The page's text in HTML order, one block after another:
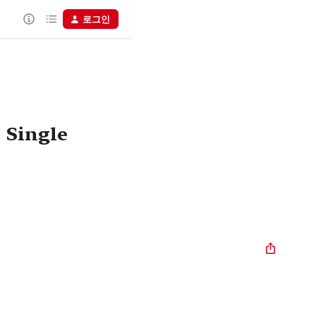
로그인
Single